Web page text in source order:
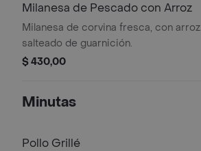
Milanesa de Pescado con Arroz
Milanesa de corvina fresca, con arroz
salteado de guarnición.
$ 430,00
Minutas
Pollo Grillé